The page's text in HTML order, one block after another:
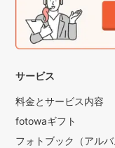
サービス
料金とサービス内容
fotowaギフト
フォトブック（アルバ